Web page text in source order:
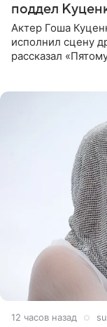
поддел
Актер Гоша
исполнил сцену
рассказал
12 часов назад